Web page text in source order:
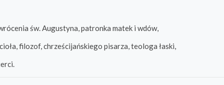
św. Augustyna, patronka matek i wdów,
filozof, chrześcijańskiego pisarza, teologa łaski,